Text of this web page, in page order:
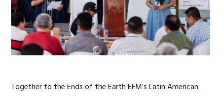
Together to the Ends of the Earth EFM's Latin American